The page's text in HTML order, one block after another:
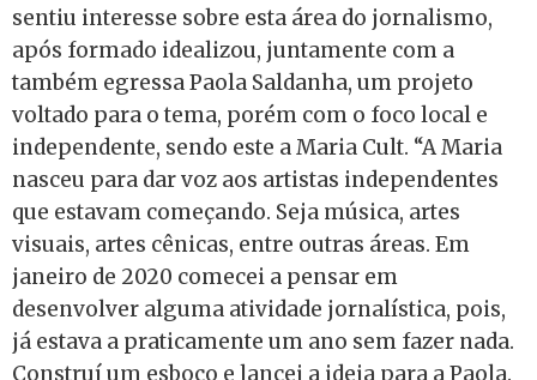
sentiu interesse sobre esta área do jornalismo,
após formado idealizou, juntamente com a
também egressa Paola Saldanha, um projeto
voltado para o tema, porém com o foco local e
independente, sendo este a Maria Cult. “A Maria
nasceu para dar voz aos artistas independentes
que estavam começando. Seja música, artes
visuais, artes cênicas, entre outras áreas. Em
janeiro de 2020 comecei a pensar em
desenvolver alguma atividade jornalística, pois,
já estava a praticamente um ano sem fazer nada.
Construí um esboço e lancei a ideia para a Paola.